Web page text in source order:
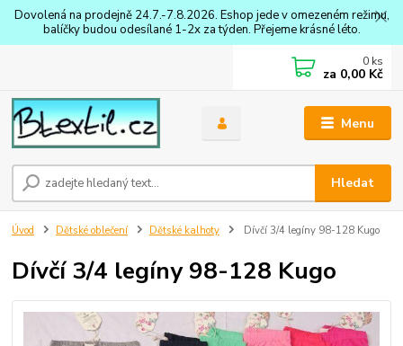
Dovolená na prodejně 24.7.-7.8.2026. Eshop jede v omezeném režimu,
balíčky budou odesílané 1-2x za týden. Přejeme krásné léto.
Menu
Hledat
0 ks
za 0,00 Kč
Úvod Dětské oblečení Dětské kalhoty Dívčí 3/4 legíny 98-128 Kugo
Dívčí 3/4 legíny 98-128 Kugo